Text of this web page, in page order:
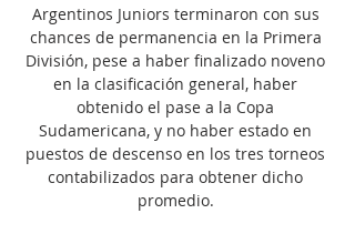
Argentinos Juniors terminaron con sus
chances de permanencia en la Primera
División, pese a haber finalizado noveno
en la clasificación general, haber
obtenido el pase a la Copa
Sudamericana, y no haber estado en
puestos de descenso en los tres torneos
contabilizados para obtener dicho
promedio.